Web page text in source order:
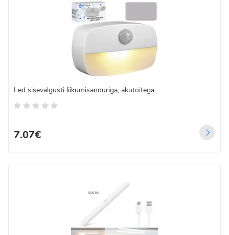
Led sisevalgusti liikumisanduriga, akutoitega
7.07€